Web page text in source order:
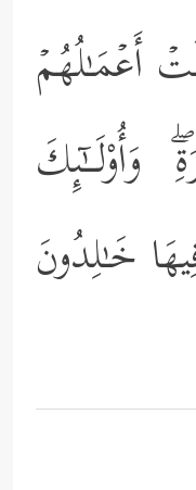
أَعۡمَـٰلُهُمۡ
وَأُوْلَــٰۤىِٕكَ
خَـٰلِدُونَ